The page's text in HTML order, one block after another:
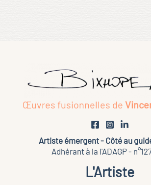
la
du
Œuvres fusionnelles de
Artiste émergent - Côté au
Adhérant à la l'ADAGP -
L'Artiste